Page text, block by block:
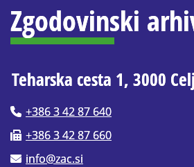
Zgodovinski
Teharska cesta 1, 3000
+386 3 42 87 640
+386 3 42 87 660
info@zac.si